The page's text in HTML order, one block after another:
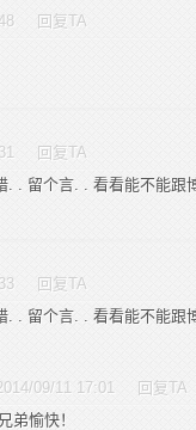
回复TA
回复TA
. . 留个言. . 看看能不能跟
回复TA
. . 留个言. . 看看能不能跟
09/11 17:01
回复TA
弟愉快！